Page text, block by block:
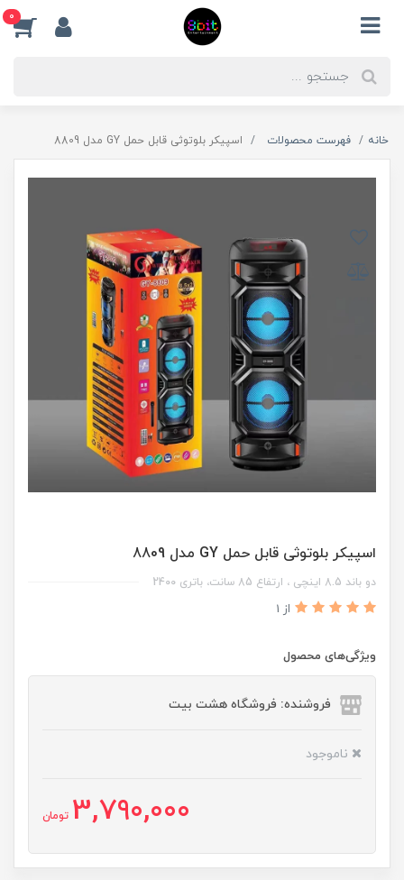
0
خانه فهرست محصولات اسپیکر بلوتوثی قابل حمل GY مدل 8809
اسپیکر بلوتوثی قابل حمل GY مدل 8809
دو باند 8.5 اینچی ، ارتفاع 85 سانت، باتری 2400
از 1
ویژگی‌های محصول
فروشنده: فروشگاه هشت بیت
ناموجود
3,790,000 تومان